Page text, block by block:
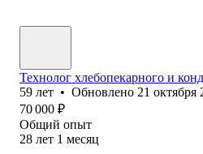
Технолог хлебопекарного и
59 лет • Обновлено 21 октября
70 000 ₽
Общий опыт
28 лет 1 месяц